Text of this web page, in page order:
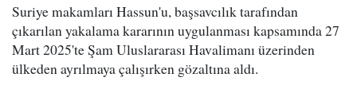
Suriye makamları Hassun'u, başsavcılık tarafından
çıkarılan yakalama kararının uygulanması kapsamında 27
Mart 2025'te Şam Uluslararası Havalimanı üzerinden
ülkeden ayrılmaya çalışırken gözaltına aldı.